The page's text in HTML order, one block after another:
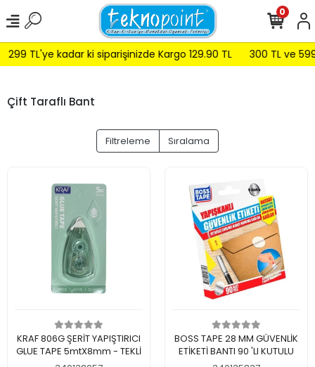
TL'ye kadar ki siparişinizde Kargo 129.90 TL 300 TL ve 599
0
Çift Taraflı Bant
Filtreleme Sıralama
Sepete Ekle
KRAF 806G ŞERİT YAPIŞTIRICI
GLUE TAPE 5mtX8mm - TEKLİ
Sepete Ekle
BOSS TAPE 28 MM GÜVENLİK
ETİKETİ BANTI 90 'LI KUTULU